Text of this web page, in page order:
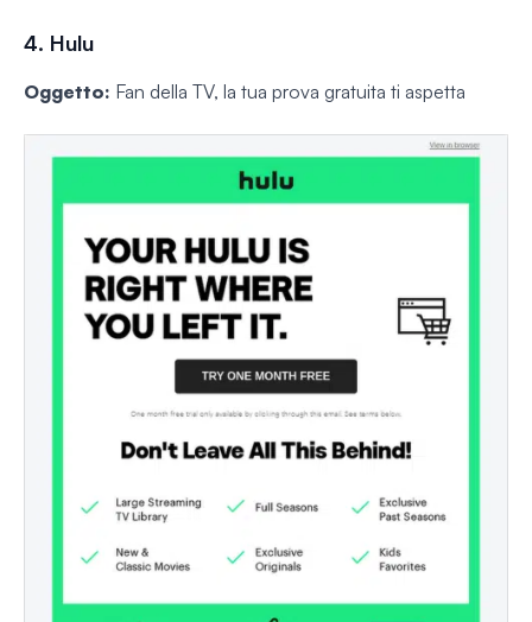
4. Hulu
Oggetto: Fan della TV, la tua prova gratuita ti aspetta